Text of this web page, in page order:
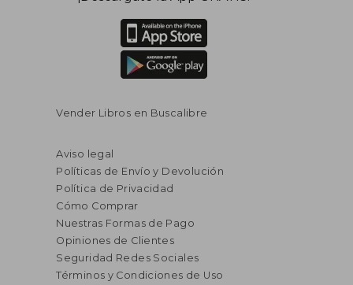
Vender Libros en Buscalibre
Aviso legal
Políticas de Envío y Devolución
Política de Privacidad
Cómo Comprar
Nuestras Formas de Pago
Opiniones de Clientes
Seguridad Redes Sociales
Términos y Condiciones de Uso